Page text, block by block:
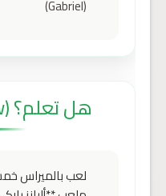
(Gabriel)
هل تعلم؟ (Did You Know?)
لعب بالميراس